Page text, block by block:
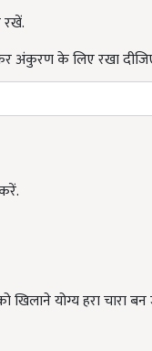
रखें.
अंकुरण के लिए रखा
2 फीट ×1.5 फीट× 3 इंच
योग्य हरा चारा बन